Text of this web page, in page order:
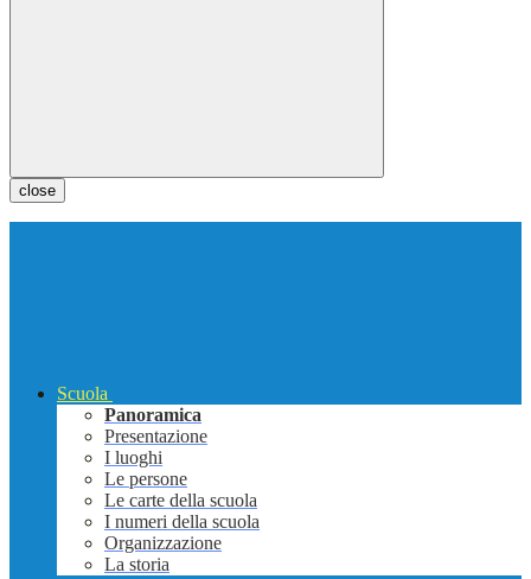
close
Scuola
Panoramica
Presentazione
I luoghi
Le persone
Le carte della scuola
I numeri della scuola
Organizzazione
La storia